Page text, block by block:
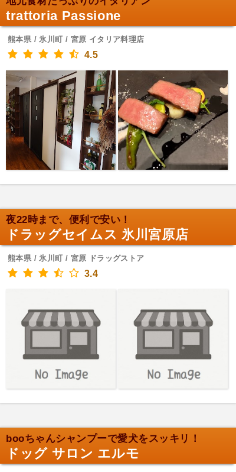
trattoria Passione
熊本県 / 氷川町 / 宮原 イタリア料理店
4.5
夜22時まで、便利で安い！
ドラッグセイムス 氷川宮原店
熊本県 / 氷川町 / 宮原 ドラッグストア
3.4
booちゃんシャンプーで愛犬をスッキリ！
ドッグ サロン エルモ